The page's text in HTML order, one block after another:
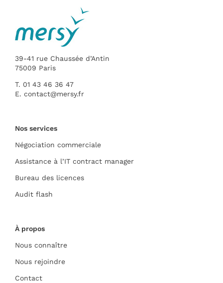
39-41 rue Chaussée d’Antin
75009 Paris
T. 01 43 46 36 47
E. contact@mersy.fr
Nos services
Négociation commerciale
Assistance à l’IT contract manager
Bureau des licences
Audit flash
À propos
Nous connaître
Nous rejoindre
Contact